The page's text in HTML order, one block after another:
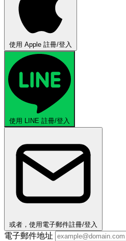
使用 Apple 註冊/登入
使用 LINE 註冊/登入
或者，使用電子郵件註冊/登入
電子郵件地址